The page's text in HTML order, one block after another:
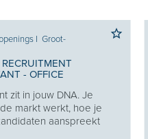
I Groot-
- OFFICE
zit in jouw DNA. Je
markt werkt, hoe je
aanspreekt